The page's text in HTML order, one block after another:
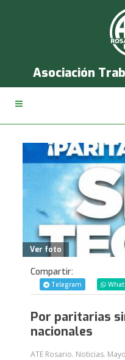
Asociación
Ver foto
Compartir:
Telegram
Por paritarias
nacionales
ATE Rosario. Noticias.